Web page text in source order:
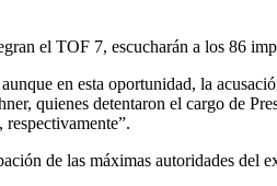
el TOF 7, escucharán a los 86
en esta oportunidad, la
quienes detentaron el cargo de
de las máximas autoridades